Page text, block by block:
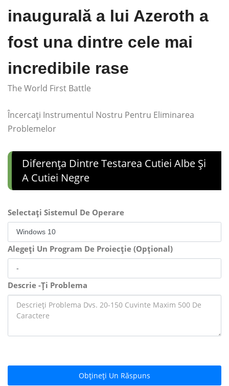
inaugurală a lui Azeroth a
fost una dintre cele mai
incredibile rase
The World First Battle
Încercați Instrumentul Nostru Pentru Eliminarea
Problemelor
Diferența Dintre Testarea Cutiei Albe Și
A Cutiei Negre
Selectați Sistemul De Operare
Alegeți Un Program De Proiecție (Opțional)
Descrie -Ți Problema
Obțineți Un Răspuns